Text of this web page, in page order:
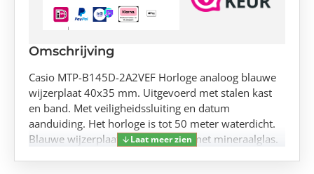
Omschrijving
Casio MTP-B145D-2A2VEF Horloge analoog blauwe
wijzerplaat 40x35 mm. Uitgevoerd met stalen kast
en band. Met veiligheidssluiting en datum
aanduiding. Het horloge is tot 50 meter waterdicht.
Blauwe wijzerplaat en uitgevoerd met mineraalglas.